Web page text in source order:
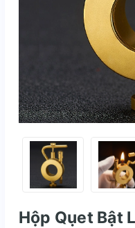
Hộp Qụet Bật